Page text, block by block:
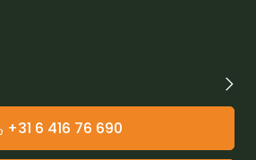
+31 6 416 76 690